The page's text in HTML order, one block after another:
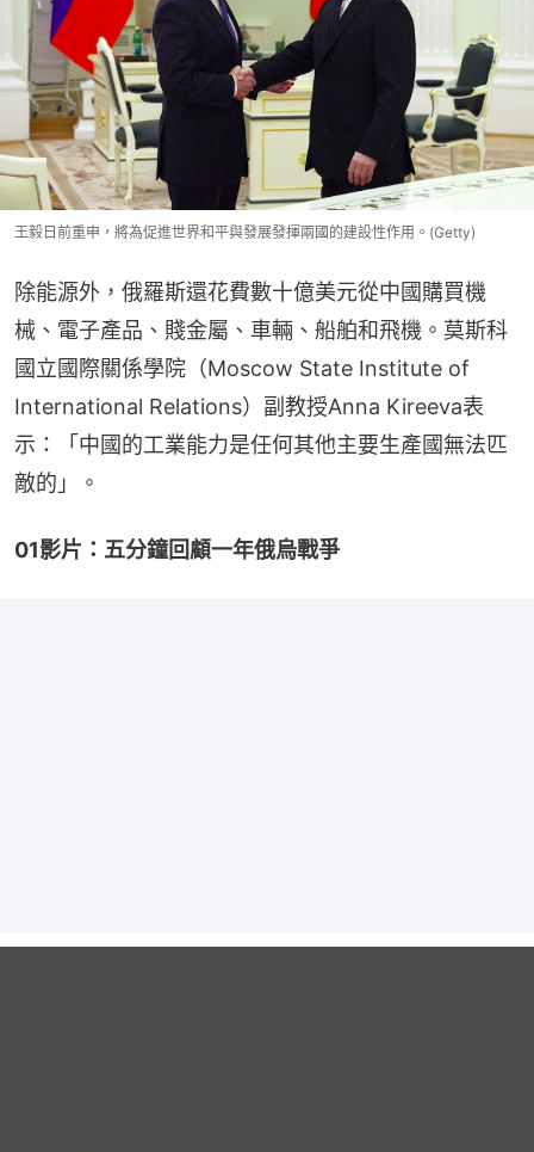
王毅日前重申，將為促進世界和平與發展發揮兩國的建設性作用。(Getty)
除能源外，俄羅斯還花費數十億美元從中國購買機
械、電子產品、賤金屬、車輛、船舶和飛機。莫斯科
國立國際關係學院（Moscow State Institute of
International Relations）副教授Anna Kireeva表
示：「中國的工業能力是任何其他主要生產國無法匹
敵的」。
01影片：五分鐘回顧一年俄烏戰爭